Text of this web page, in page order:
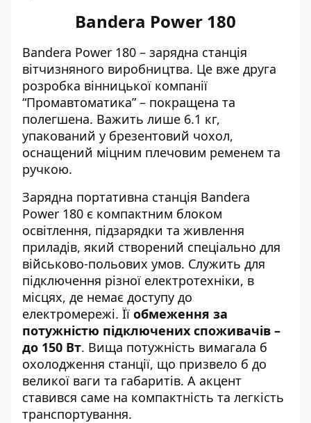
Bandera Power 180
Bandera Power 180 – зарядна станція
вітчизняного виробництва. Це вже друга
розробка вінницької компанії
“Промавтоматика”– покращена та
полегшена. Важить лише 6.1 кг,
упакований у брезентовий чохол,
оснащений міцним плечовим ременем та
ручкою.
Зарядна портативна станція Bandera
Power 180 є компактним блоком
освітлення, підзарядки та живлення
приладів, який створений спеціально для
військово-польових умов. Служить для
підключення різної електротехніки, в
місцях, де немає доступу до
електромережі. Її обмеження за
потужністю підключених споживачів –
до 150 Вт. Вища потужність вимагала б
охолодження станції, що призвело б до
великої ваги та габаритів. А акцент
ставився саме на компактність та легкість
транспортування.